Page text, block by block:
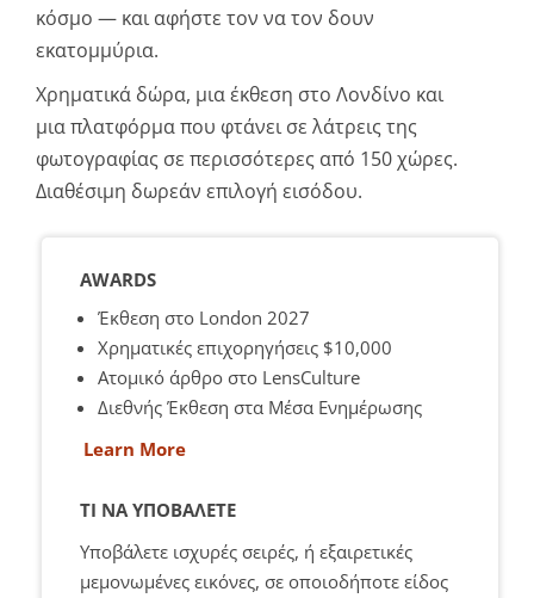
κόσμο — και αφήστε τον να τον δουν
εκατομμύρια.
Χρηματικά δώρα, μια έκθεση στο Λονδίνο και
μια πλατφόρμα που φτάνει σε λάτρεις της
φωτογραφίας σε περισσότερες από 150 χώρες.
Διαθέσιμη δωρεάν επιλογή εισόδου.
AWARDS
Έκθεση στο London 2027
Χρηματικές επιχορηγήσεις $10,000
Ατομικό άρθρο στο LensCulture
Διεθνής Έκθεση στα Μέσα Ενημέρωσης
Learn More
ΤΙ ΝΑ ΥΠΟΒΆΛΕΤΕ
Υποβάλετε ισχυρές σειρές, ή εξαιρετικές
μεμονωμένες εικόνες, σε οποιοδήποτε είδος